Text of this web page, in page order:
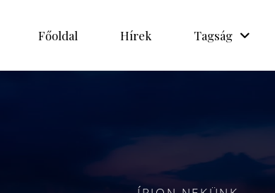
Főoldal Hírek Tagság